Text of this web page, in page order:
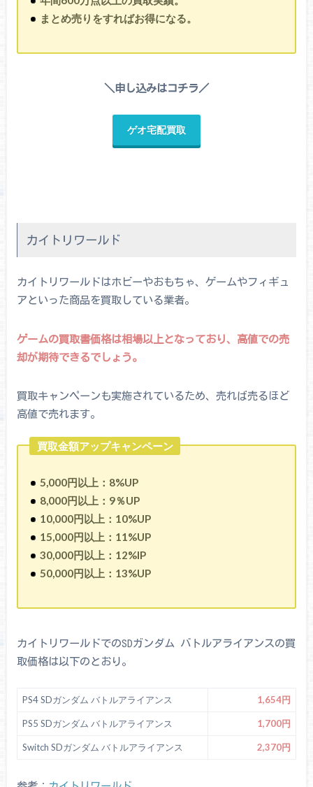
まとめ売りをすればお得になる。
＼申し込みはコチラ／
ゲオ宅配買取
カイトリワールド
カイトリワールドはホビーやおもちゃ、ゲームやフィギュ
アといった商品を買取している業者。
ゲームの買取書価格は相場以上となっており、高値での売
却が期待できるでしょう。
買取キャンペーンも実施されているため、売れば売るほど
高値で売れます。
買取金額アップキャンペーン
5,000円以上：8%UP
8,000円以上：9％UP
10,000円以上：10%UP
15,000円以上：11%UP
30,000円以上：12%IP
50,000円以上：13%UP
カイトリワールドでのSDガンダム バトルアライアンスの買
取価格は以下のとおり。
PS4 SDガンダム バトルアライアンス 1,654円
PS5 SDガンダム バトルアライアンス 1,700円
Switch SDガンダム バトルアライアンス 2,370円